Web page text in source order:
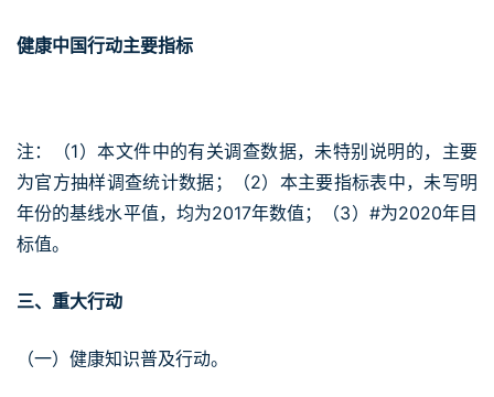
健康中国行动主要指标
注：（1）本文件中的有关调查数据，未特别说明的，主要
为官方抽样调查统计数据；（2）本主要指标表中，未写明
年份的基线水平值，均为2017年数值；（3）#为2020年目
标值。
三、重大行动
（一）健康知识普及行动。